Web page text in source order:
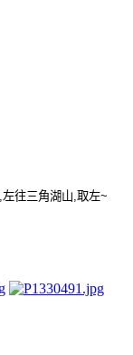
左往三角湖山 取左~